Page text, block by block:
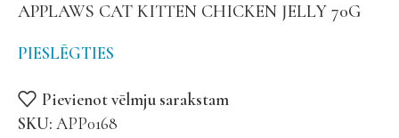
APPLAWS CAT KITTEN CHICKEN JELLY 70G
PIESLĒGTIES
Pievienot vēlmju sarakstam
SKU: APP0168